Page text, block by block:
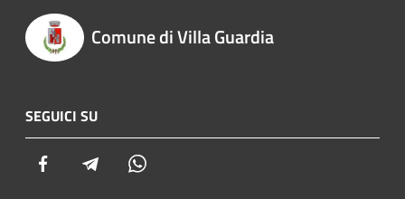
Comune di Villa Guardia
SEGUICI SU
Facebook Telegram